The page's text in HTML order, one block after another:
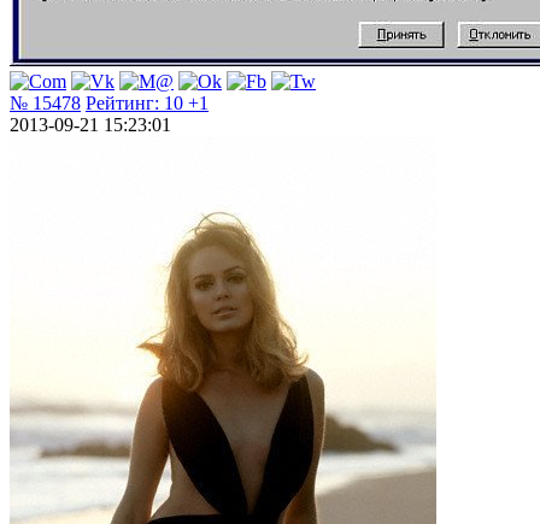
№ 15478 Рейтинг: 10 +1
2013-09-21 15:23:01